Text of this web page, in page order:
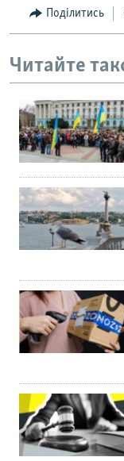
Поділитись
Читайте